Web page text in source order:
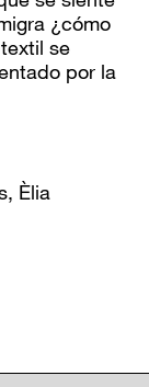
¿cómo
se
por la
Èlia